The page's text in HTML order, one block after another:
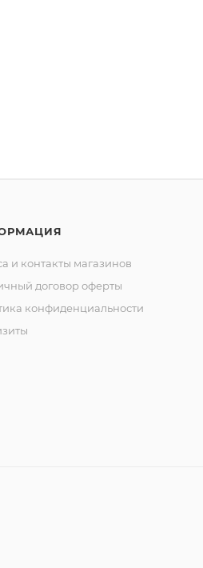
и контакты магазинов
договор оферты
конфиденциальности